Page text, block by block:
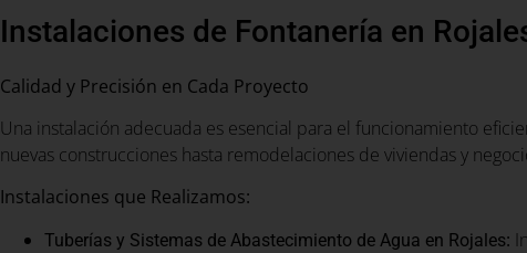
Instalaciones de Fontanería en
Calidad y Precisión en Cada Proyecto
Una instalación adecuada es esencial para el funcionamiento
nuevas construcciones hasta remodelaciones de viviendas y
Instalaciones que Realizamos:
Tuberías y Sistemas de Abastecimiento de Agua en Rojales: